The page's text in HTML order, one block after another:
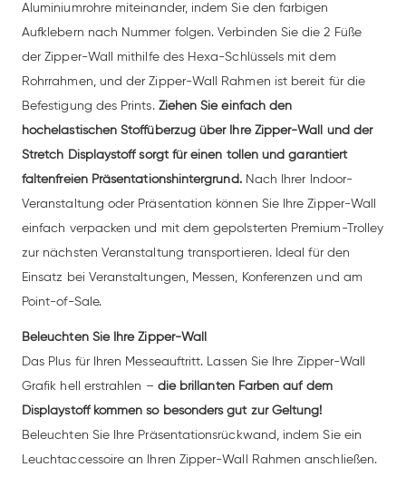
Aluminiumrohre miteinander, indem Sie den farbigen
Aufklebern nach Nummer folgen. Verbinden Sie die 2 Füße
der Zipper-Wall mithilfe des Hexa-Schlüssels mit dem
Rohrrahmen, und der Zipper-Wall Rahmen ist bereit für die
Befestigung des Prints. Ziehen Sie einfach den
hochelastischen Stoffüberzug über Ihre Zipper-Wall und der
Stretch Displaystoff sorgt für einen tollen und garantiert
faltenfreien Präsentationshintergrund.Nach Ihrer Indoor-
Veranstaltung oder Präsentation können Sie Ihre Zipper-Wall
einfach verpacken und mit dem gepolsterten Premium-Trolley
zur nächsten Veranstaltung transportieren. Ideal für den
Einsatz bei Veranstaltungen, Messen, Konferenzen und am
Point-of-Sale.
Beleuchten Sie Ihre Zipper-Wall
Das Plus für Ihren Messeauftritt. Lassen Sie Ihre Zipper-Wall
Grafik hell erstrahlen – die brillanten Farben auf dem
Displaystoff kommen so besonders gut zur Geltung!
Beleuchten Sie Ihre Präsentationsrückwand, indem Sie ein
Leuchtaccessoire an Ihren Zipper-Wall Rahmen anschließen.